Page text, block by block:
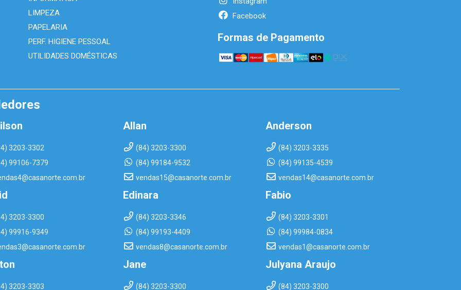
LIMPEZA
PAPELARIA
PERF. HIGIENE PESSOAL
UTILIDADES DOMÉSTICAS
Facebook
Formas de Pagamento
3203-3302
99106-7379
Allan
(84) 3203-3300
(84) 99184-9532
vendas15@casanorte.com.br
Anderson
(84) 3203-3335
(84) 99135-4539
vendas14@casanorte.com.br
3203-3300
99916-9349
Edinara
(84) 3203-3346
(84) 99193-4409
vendas8@casanorte.com.br
Fabio
(84) 3203-3301
(84) 99984-0834
vendas1@casanorte.com.br
3203-3303
Jane
(84) 3203-3300
Julyana Araujo
(84) 3203-3300